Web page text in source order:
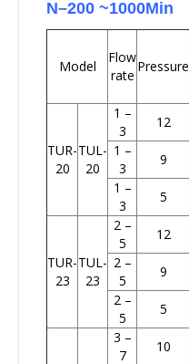
N–200 ~1000Min
Model
Flow
rate
Pressure
TUR-
20
TUL-
20
1 –
3
12
1 –
3
9
1 –
3
5
TUR-
23
TUL-
23
2 –
5
12
2 –
5
9
2 –
5
5
3 –
7
10